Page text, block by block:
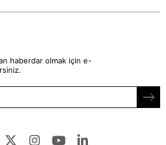
haberdar olmak için e-